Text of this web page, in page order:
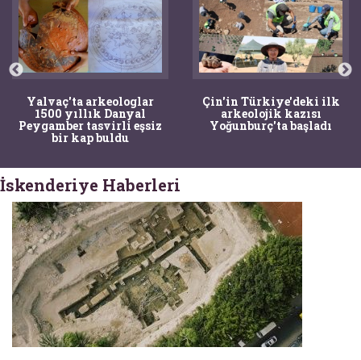
Yalvaç'ta arkeologlar
1500 yıllık Danyal
Peygamber tasvirli eşsiz
bir kap buldu
Çin'in Türkiye'deki ilk
arkeolojik kazısı
Yoğunburç'ta başladı
İskenderiye Haberleri